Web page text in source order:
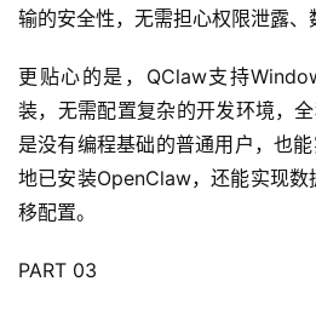
A
I
干
输的安全性，无需担心权限泄露、
更贴心的是，QClaw支持
装，无需配置复杂的开发环境，
是没有编程基础的普通用户，也
地已安装OpenClaw，还能实现
移配置。
PART 03